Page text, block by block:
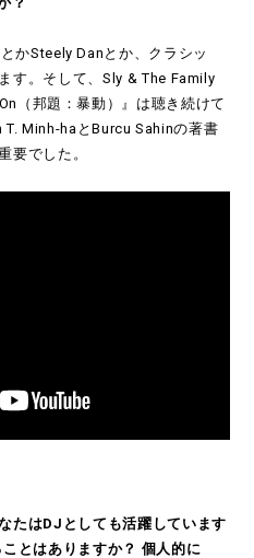
かSteely Danとか、クラシッ
す。そして、Sly & The Family
（邦題：暴動）』は聴き続けて
Minh-haとBurcu Sahinの著書
要でした。
たはDJとしても活躍しています
とはありますか？ 個人的に